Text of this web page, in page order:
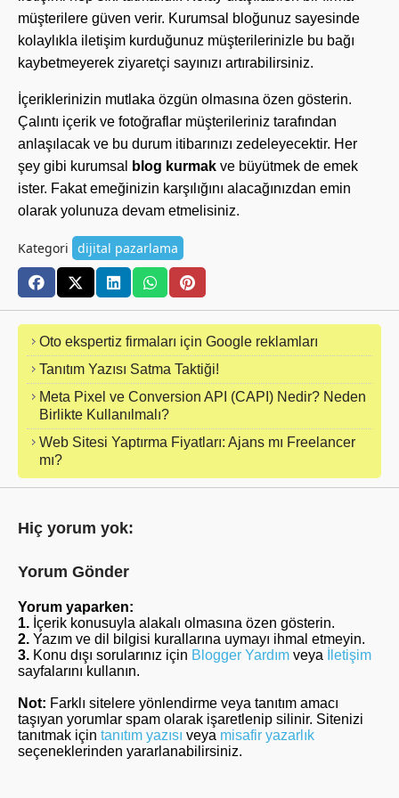
müşterilere güven verir. Kurumsal bloğunuz sayesinde
kolaylıkla iletişim kurduğunuz müşterilerinizle bu bağı
kaybetmeyerek ziyaretçi sayınızı artırabilirsiniz.
İçeriklerinizin mutlaka özgün olmasına özen gösterin.
Çalıntı içerik ve fotoğraflar müşterileriniz tarafından
anlaşılacak ve bu durum itibarınızı zedeleyecektir. Her
şey gibi kurumsal
blog kurmak ve büyütmek de emek
ister. Fakat emeğinizin karşılığını alacağınızdan emin
olarak yolunuza devam etmelisiniz.
Kategori dijital pazarlama
Oto ekspertiz firmaları için Google reklamları
Tanıtım Yazısı Satma Taktiği!
Meta Pixel ve Conversion API (CAPI) Nedir? Neden
Birlikte Kullanılmalı?
Web Sitesi Yaptırma Fiyatları: Ajans mı Freelancer
mı?
Hiç yorum yok:
Yorum Gönder
Yorum yaparken:
1. İçerik konusuyla alakalı olmasına özen gösterin.
2. Yazım ve dil bilgisi kurallarına uymayı ihmal etmeyin.
3. Konu dışı sorularınız için Blogger Yardım veya
İletişim
sayfalarını kullanın.
Not: Farklı sitelere yönlendirme veya tanıtım amacı
taşıyan yorumlar spam olarak işaretlenip silinir. Sitenizi
tanıtmak için tanıtım yazısı veya misafir yazarlık
seçeneklerinden yararlanabilirsiniz.